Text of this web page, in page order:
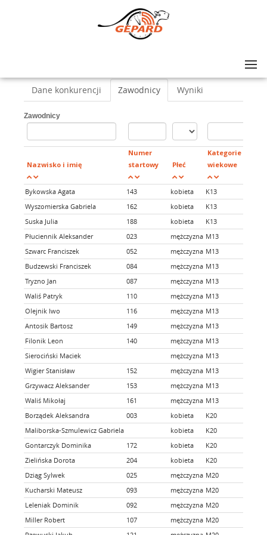
Dane konkurencji Zawodnicy Wyniki
Zawodnicy
Nazwisko i imię
Numer
startowy
Płeć
Kategorie
wiekowe
Bykowska Agata 143 kobieta K13
Wyszomierska Gabriela
162 kobieta
K13
Suska Julia
188 kobieta
K13
Płuciennik Aleksander
023 mężczyzna M13
Szwarc Franciszek
052 mężczyzna M13
Budzewski Franciszek
084 mężczyzna M13
Tryzno Jan
087 mężczyzna M13
Waliś Patryk
110 mężczyzna M13
Olejnik Iwo
116 mężczyzna M13
Antosik Bartosz
149 mężczyzna M13
Filonik Leon
140 mężczyzna M13
Sierociński Maciek
mężczyzna M13
Wigier Stanisław
152 mężczyzna M13
Grzywacz Aleksander
153 mężczyzna M13
Waliś Mikołaj
161 mężczyzna M13
Borządek Aleksandra
003 kobieta
K20
Maliborska-Szmulewicz Gabriela
kobieta
K20
Gontarczyk Dominika
172 kobieta
K20
Zielińska Dorota
204 kobieta K20
Dziąg Sylwek
025 mężczyzna M20
Kucharski Mateusz
093 mężczyzna M20
Leleniak Dominik
092 mężczyzna M20
Miller Robert
107 mężczyzna M20